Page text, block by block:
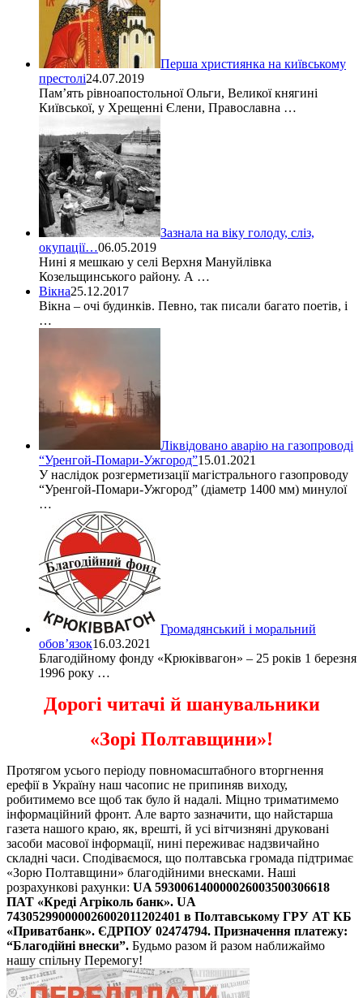
Перша християнка на київському
престолі24.07.2019
Пам’ять рiвноапостольної Ольги, Великої княгині
Київської, у Хрещеннi Єлени, Православна …
Зазнала на віку голоду, сліз,
окупації…06.05.2019
Нині я мешкаю у селі Верхня Мануйлівка
Козельщинського району. А …
Вікна25.12.2017
Вікна – очі будинків. Певно, так писали багато поетів, і
…
Ліквідовано аварію на газопроводі
“Уренгой-Помари-Ужгород”15.01.2021
У наслідок розгерметизації магістрального газопроводу
“Уренгой-Помари-Ужгород” (діаметр 1400 мм) минулої
…
Громадянський і моральний
обов’язок16.03.2021
Благодійному фонду «Крюківвагон» – 25 років 1 березня
1996 року …
Дорогі читачі й шанувальники
«Зорі Полтавщини»!
Протягом усього періоду повномасштабного вторгнення
ерефії в Україну наш часопис не припиняв виходу,
робитимемо все щоб так було й надалі. Міцно триматимемо
інформаційний фронт. Але варто зазначити, що найстарша
газета нашого краю, як, врешті, й усі вітчизняні друковані
засоби масової інформації, нині переживає надзвичайно
складні часи. Сподіваємося, що полтавська громада підтримає
«Зорю Полтавщини» благодійними внесками. Наші
розрахункові рахунки: UA 593006140000026003500306618
ПАТ «Креді Агріколь банк». UA
743052990000026002011202401 в Полтавському ГРУ АТ КБ
«Приватбанк». ЄДРПОУ 02474794. Призначення платежу:
“Благодійні внески”. Будьмо разом й разом наближаймо
нашу спільну Перемогу!